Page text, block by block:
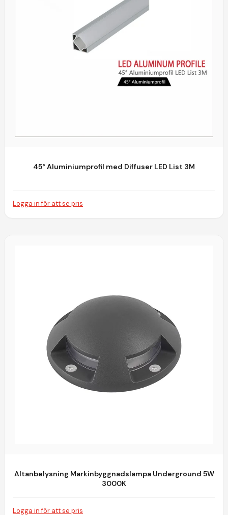
45° Aluminiumprofil med Diffuser LED List 3M
Logga in för att se pris
Altanbelysning Markinbyggnadslampa Underground 5W
3000K
Logga in för att se pris